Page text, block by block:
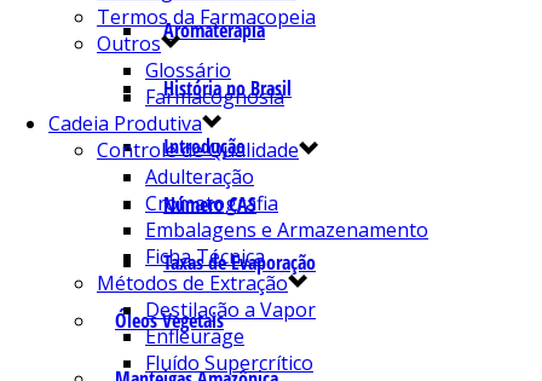
Aromaterapia
História no Brasil
Introdução
Número CAS
Taxas de Evaporação
Óleos Vegetais
Termos da Farmacopeia
Outros
Glossário
Farmacognosia
Cadeia Produtiva
Controle de Qualidade
Adulteração
Cromatografia
Embalagens e Armazenamento
Ficha Técnica
Métodos de Extração
Destilação a Vapor
Enfleurage
Fluído Supercrítico